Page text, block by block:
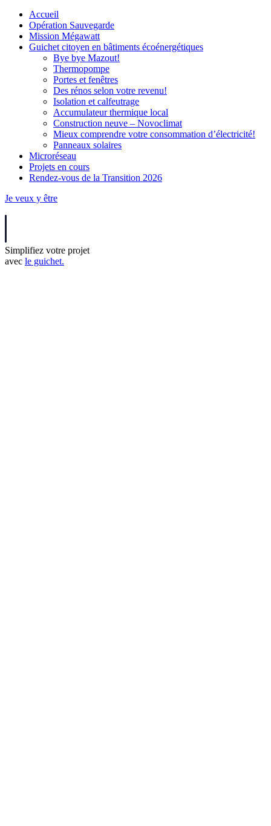
Accueil
Opération Sauvegarde
Mission Mégawatt
Guichet citoyen en bâtiments écoénergétiques
Bye bye Mazout!
Thermopompe
Portes et fenêtres
Des rénos selon votre revenu!
Isolation et calfeutrage
Accumulateur thermique local
Construction neuve – Novoclimat
Mieux comprendre votre consommation d’électricité!
Panneaux solaires
Microréseau
Projets en cours
Rendez-vous de la Transition 2026
Je veux y être
Simplifiez votre projet
avec le guichet.